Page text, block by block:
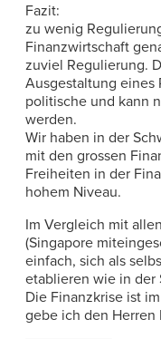
Fazit:
zu wenig
Finanzwirtschaft
zuviel Regulierung.
Ausgestaltung eines
politische und kann
werden.
Wir haben in der
mit den grossen
Freiheiten in der
hohem Niveau.
Im Vergleich mit
(Singapore
einfach, sich als
etablieren wie in der
Die Finanzkrise ist
gebe ich den Herren